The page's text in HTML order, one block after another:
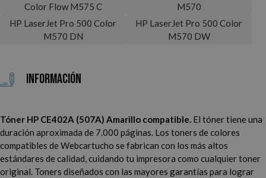
Color Flow M575 C
M570
HP LaserJet Pro 500 Color
M570 DN
HP LaserJet Pro 500 Color
M570 DW
Información
Tóner HP CE402A (507A) Amarillo compatible. El tóner tiene una
duración aproximada de 7.000 páginas. Los toners de colores
compatibles de Webcartucho se fabrican con los más altos
estándares de calidad, cuidando tu impresora como cualquier toner
original. Toners diseñados con las mayores garantías para lograr